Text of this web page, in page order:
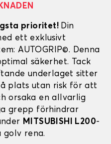
prioritet! Din
ett exklusivt
AUTOGRIP©. Denna
säkerhet. Tack
underlaget sitter
plats utan risk för att
orsaka en allvarlig
grepp förhindrar
MITSUBISHI L200-
golv rena.